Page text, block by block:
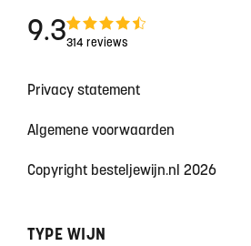
9.3314 reviews
Privacy statement
Algemene voorwaarden
Copyright besteljewijn.nl 2026
TYPE WIJN